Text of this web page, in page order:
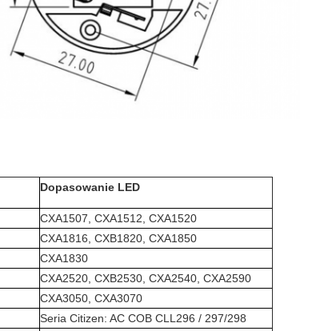
Dopasowanie LED
CXA1507, CXA1512, CXA1520
CXA1816, CXB1820, CXA1850
CXA1830
CXA2520, CXB2530, CXA2540, CXA2590
CXA3050, CXA3070
Seria Citizen: AC COB CLL296 / 297/298